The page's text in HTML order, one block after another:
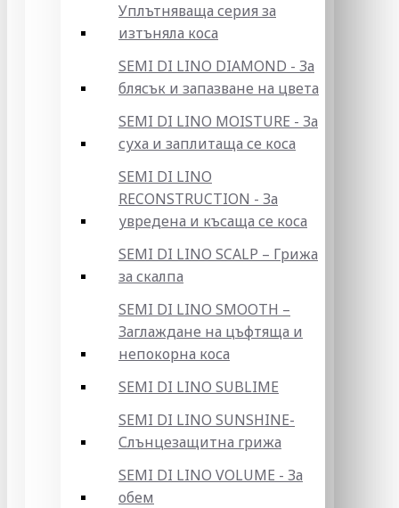
Уплътняваща серия за
изтъняла коса
SEMI DI LINO DIAMOND - За
блясък и запазване на цвета
SEMI DI LINO MOISTURE - За
суха и заплитаща се коса
SEMI DI LINO
RECONSTRUCTION - За
увредена и късаща се коса
SEMI DI LINO SCALP – Грижа
за скалпа
SEMI DI LINO SMOOTH –
Заглаждане на цъфтяща и
непокорна коса
SEMI DI LINO SUBLIME
SEMI DI LINO SUNSHINE-
Слънцезащитна грижа
SEMI DI LINO VOLUME - За
обем